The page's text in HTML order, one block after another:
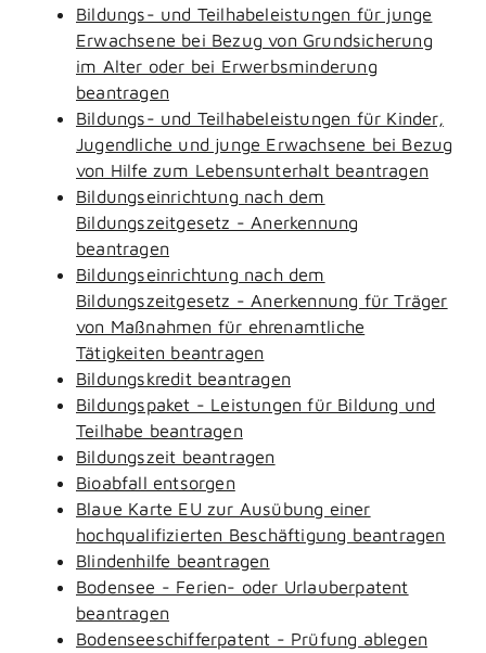
Bildungs- und Teilhabeleistungen für junge
Erwachsene bei Bezug von Grundsicherung
im Alter oder bei Erwerbsminderung
beantragen
Bildungs- und Teilhabeleistungen für Kinder,
Jugendliche und junge Erwachsene bei Bezug
von Hilfe zum Lebensunterhalt beantragen
Bildungseinrichtung nach dem
Bildungszeitgesetz - Anerkennung
beantragen
Bildungseinrichtung nach dem
Bildungszeitgesetz - Anerkennung für Träger
von Maßnahmen für ehrenamtliche
Tätigkeiten beantragen
Bildungskredit beantragen
Bildungspaket - Leistungen für Bildung und
Teilhabe beantragen
Bildungszeit beantragen
Bioabfall entsorgen
Blaue Karte EU zur Ausübung einer
hochqualifizierten Beschäftigung beantragen
Blindenhilfe beantragen
Bodensee - Ferien- oder Urlauberpatent
beantragen
Bodenseeschifferpatent - Prüfung ablegen